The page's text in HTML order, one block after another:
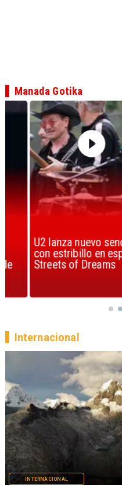
U2 lanza nuevo sencillo
con estribillo en español:
Streets of Dreams
Manada Gotika
INTERNACIONAL
Internacional